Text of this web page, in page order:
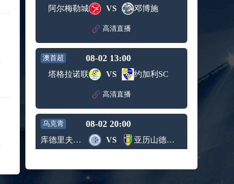
篮
男篮
09月05日 WNBA常规赛 菲尼克斯水星vs华盛顿神秘人 全场录像回放
华盛顿
神秘人
标签： 明尼苏
达山猫
拉斯维
加斯王
牌
09月05日 WNBA常规赛 达拉斯飞翼vs金州女武神 全场录像回放
标签： 达拉斯
金州女
09月05日 U16男篮亚洲杯1/4决赛 中国男篮U16vs巴林男篮U16 全场录像回放
标签：
篮U16
篮U16
09月05日 NBL季后赛半决赛G3 长沙勇胜vs合肥狂风峻茂 全场录像回放
胜
合肥狂
风峻茂
08月27日 WNBA常规赛 西雅图风暴vs印第安纳狂热 全场录像回放
风暴
纳狂热
08月27日 男篮美洲杯小组赛 乌拉圭男篮vs巴哈马男篮 全场录像回放
阿尔梅勒城 VS 邓博施
高清直播
澳首超 08-02 13:00
塔格拉诺联 VS 约加利SC
高清直播
乌克青 08-02 20:00
库德里夫卡尼瓦U21 VS 亚历山德里亚U21